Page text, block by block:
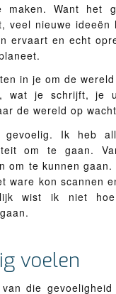
Want het
veel nieuwe ideeën
ervaart en echt
in je om de
wat je schrijft, je
de wereld op
Ik heb
om te gaan.
om te kunnen
ware kon scannen
wist ik niet
voelen
die